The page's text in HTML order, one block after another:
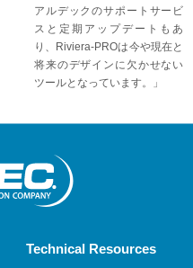
アルデックのサポートサービ
スと定期アップデートもあ
り、Riviera-PROは今や現在と
将来のデザインに欠かせない
ツールとなっています。」
Technical Resources